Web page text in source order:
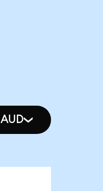
AUD